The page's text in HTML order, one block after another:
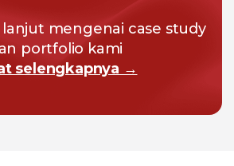
lanjut mengenai case study
portfolio kami
selengkapnya →